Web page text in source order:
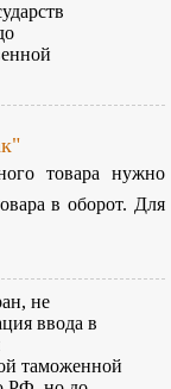
товара нужно
в оборот. Для
не
ввода в
таможенной